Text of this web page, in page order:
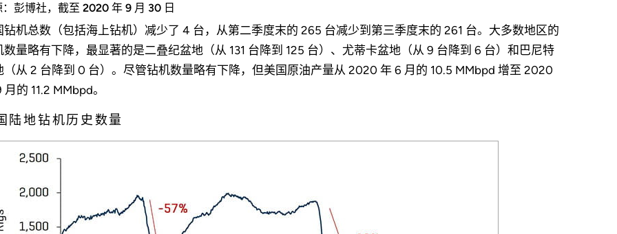
：彭博社，截至 2020 年 9 月 30 日
钻机总数（包括海上钻机）减少了 4 台，从第二季度末的 265 台减少到第三季度末的 261 台。大多数地区的
数量略有下降，最显著的是二叠纪盆地（从 131 台降到 125 台）、尤蒂卡盆地（从 9 台降到 6 台）和巴尼特
（从 2 台降到 0 台）。尽管钻机数量略有下降，但美国原油产量从 2020 年 6 月的 10.5 MMbpd 增至 2020
月的 11.2 MMbpd。
陆地钻机历史数量